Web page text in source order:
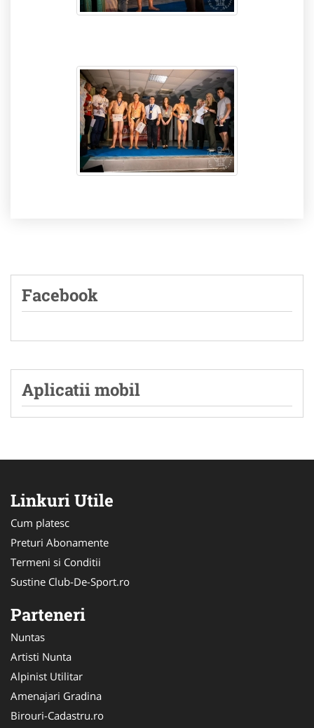
Facebook
Aplicatii mobil
Linkuri Utile
Cum platesc
Preturi Abonamente
Termeni si Conditii
Sustine Club-De-Sport.ro
Parteneri
Nuntas
Artisti Nunta
Alpinist Utilitar
Amenajari Gradina
Birouri-Cadastru.ro